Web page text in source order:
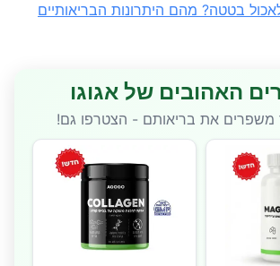
בטטה? מהם היתרונות הבריאותיים
האהובים של אגוגו
משפרים את בריאותם - הצטרפו גם!